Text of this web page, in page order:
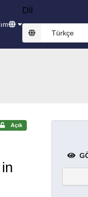
Dil
Türkçe
Açık